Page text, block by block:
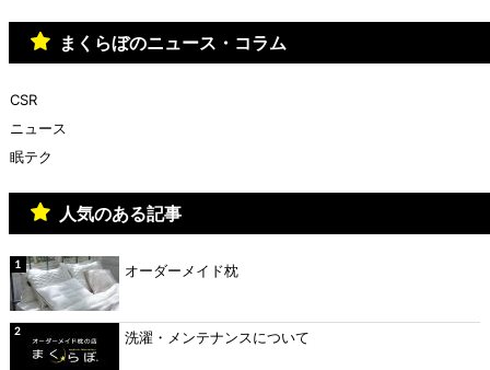
まくらぼのニュース・コラム
CSR
ニュース
眠テク
人気のある記事
オーダーメイド枕
洗濯・メンテナンスについて